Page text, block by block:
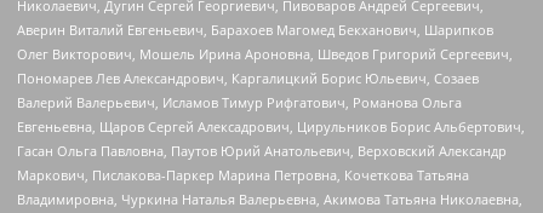
Николаевич, Дугин Сергей Георгиевич, Пивоваров Андрей Сергеевич,
Аверин Виталий Евгеньевич, Барахоев Магомед Бекханович, Шарипков
Олег Викторович, Мошель Ирина Ароновна, Шведов Григорий Сергеевич,
Пономарев Лев Александрович, Каргалицкий Борис Юльевич, Созаев
Валерий Валерьевич, Исламов Тимур Рифгатович, Романова Ольга
Евгеньевна, Щаров Сергей Алексадрович, Цирульников Борис Альбертович,
Гасан Ольга Павловна, Паутов Юрий Анатольевич, Верховский Александр
Маркович, Пислакова-Паркер Марина Петровна, Кочеткова Татьяна
Владимировна, Чуркина Наталья Валерьевна, Акимова Татьяна Николаевна,